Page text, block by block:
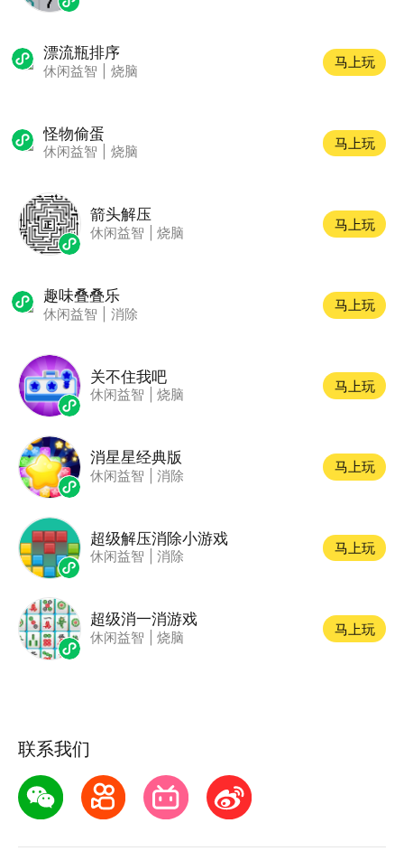
漂流瓶排序
休闲益智 烧脑
马上玩
怪物偷蛋
休闲益智 烧脑
马上玩
箭头解压
休闲益智 烧脑
马上玩
趣味叠叠乐
休闲益智 消除
马上玩
关不住我吧
休闲益智 烧脑
马上玩
消星星经典版
休闲益智 消除
马上玩
超级解压消除小游戏
休闲益智 消除
马上玩
超级消一消游戏
休闲益智 烧脑
马上玩
联系我们